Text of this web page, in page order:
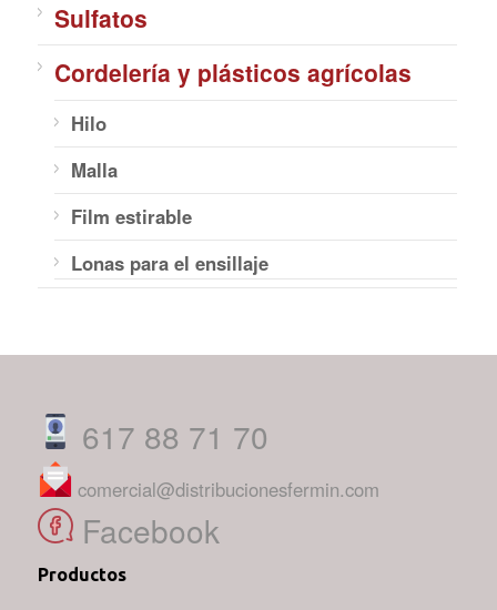
Sulfatos
Cordelería y plásticos agrícolas
Hilo
Malla
Film estirable
Lonas para el ensillaje
617 88 71 70
comercial@distribucionesfermin.com
Facebook
Productos